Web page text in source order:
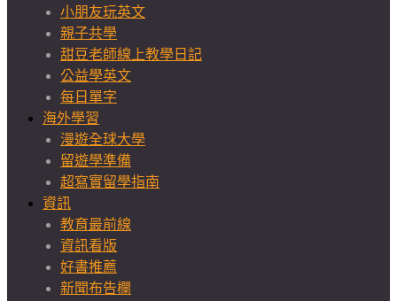
小朋友玩英文
親子共學
甜豆老師線上教學日記
公益學英文
每日單字
海外學習
漫遊全球大學
留遊學準備
超寫實留學指南
資訊
教育最前線
資訊看版
好書推薦
新聞布告欄